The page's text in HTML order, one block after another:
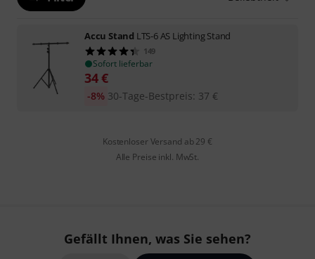
Accu Stand LTS-6 AS Lighting Stand
149
Sofort lieferbar
34€
30-Tage-Bestpreis: 37 €
-8%
Kostenloser Versand ab 29 €
Alle Preise inkl. MwSt.
Gefällt Ihnen, was Sie sehen?